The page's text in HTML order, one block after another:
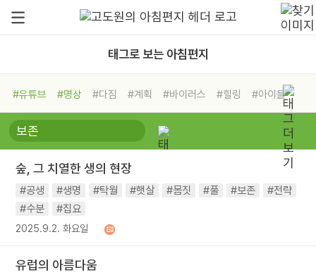
태그로 보는 아침편지
#유튜브 #명상 #다짐 #계획 #바이러스 #힐링
#아이들
#비전캠프
#독서캠프 #삶
#희망
#나눔 #친구 #링컨학교
#독서
#건강 #면역력
숲, 그 치열한 생의 현장
#공생 #생명 #탁월 #햇살 #몸짓 #풀 #보존
#전략
#수분
#집요
2025.9.2. 화요일
유럽의 아름다움